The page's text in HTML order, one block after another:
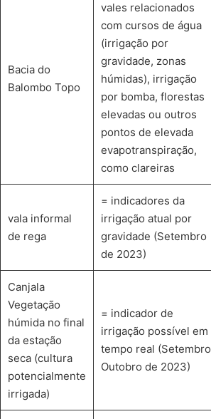
Bacia do
Balombo Topo
vales relacionados
com cursos de água
(irrigação por
gravidade, zonas
húmidas), irrigação
por bomba, florestas
elevadas ou outros
pontos de elevada
evapotranspiração,
como clareiras
vala informal
de rega
= indicadores da
irrigação atual por
gravidade (Setembro
de 2023)
Canjala
Vegetação
húmida no final
da estação
seca (cultura
potencialmente
irrigada)
= indicador de
irrigação possível em
tempo real (Setembro
Outobro de 2023)